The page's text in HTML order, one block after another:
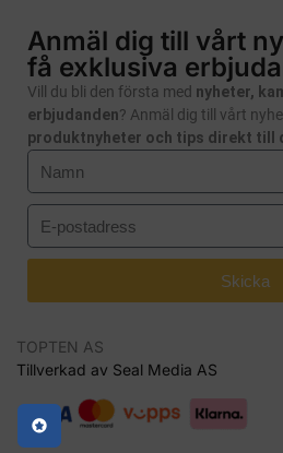
Anmäl dig till vårt
få exklusiva
Vill du bli den första med nyheter,
erbjudanden? Anmäl dig till vårt
produktnyheter och tips direkt till
Skicka
TOPTEN AS
Tillverkad av Seal Media AS